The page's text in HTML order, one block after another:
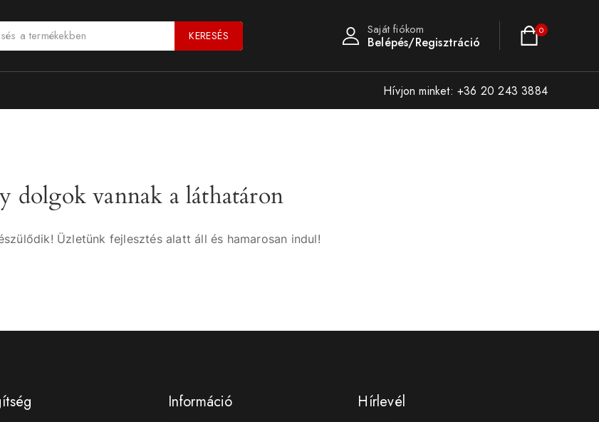
KERESÉS Saját fiókom
Belépés/Regisztráció
0
Hívjon minket: +36 20 243 3884
dolgok vannak a láthatáron
Üzletünk fejlesztés alatt áll és hamarosan indul!
Információ Hírlevél